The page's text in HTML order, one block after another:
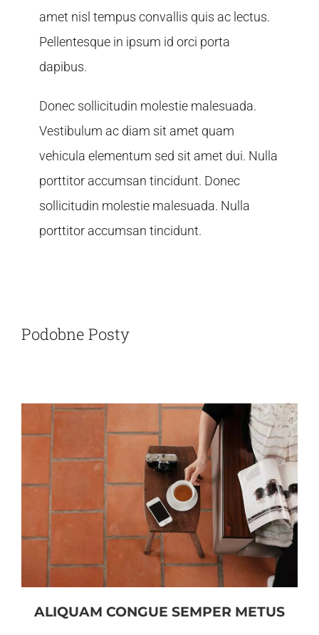
amet nisl tempus convallis quis ac lectus.
Pellentesque in ipsum id orci porta
dapibus.
Donec sollicitudin molestie malesuada.
Vestibulum ac diam sit amet quam
vehicula elementum sed sit amet dui. Nulla
porttitor accumsan tincidunt. Donec
sollicitudin molestie malesuada. Nulla
porttitor accumsan tincidunt.
Podobne Posty
ALIQUAM CONGUE SEMPER METUS